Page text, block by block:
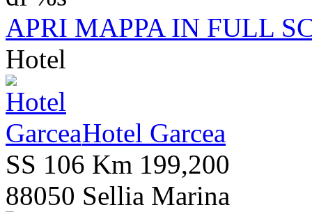
APRI MAPPA IN FULL
Hotel
Hotel Garcea
SS 106 Km 199,200
88050 Sellia Marina